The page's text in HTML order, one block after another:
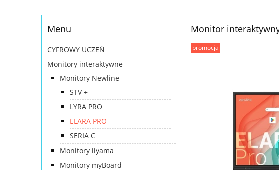
Menu
CYFROWY UCZEŃ
Monitory interaktywne
Monitory Newline
STV +
LYRA PRO
ELARA PRO
SERIA C
Monitory iiyama
Monitory myBoard
Monitor interaktywny
promocja